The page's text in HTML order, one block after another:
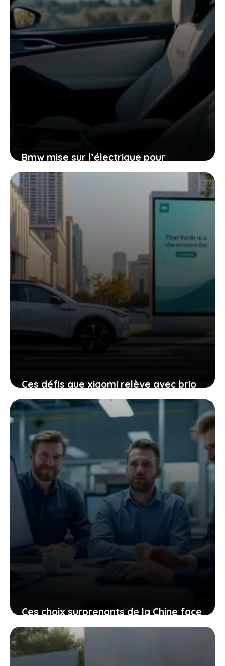
Bmw mise sur l’électrique pour
surmonter un ralentissement
important et retrouver son élan
18 janvier 2026
Ces défis que xiaomi relève avec brio
face aux critiques de sa voiture
électrique
11 janvier 2026
Ces choix surprenants de la Chine face
à une technologie occidentale
instable, préparez-vous à une nouvelle
réalité